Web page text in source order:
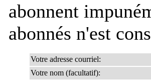
abonnent
abonnés n'est
Votre adresse courriel:
Votre nom (facultatif):